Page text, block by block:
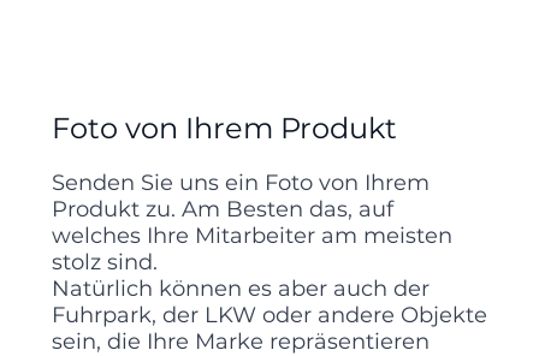
Foto von Ihrem Produkt
Senden Sie uns ein Foto von Ihrem
Produkt zu. Am Besten das, auf
welches Ihre Mitarbeiter am meisten
stolz sind.
Natürlich können es aber auch der
Fuhrpark, der LKW oder andere Objekte
sein, die Ihre Marke repräsentieren